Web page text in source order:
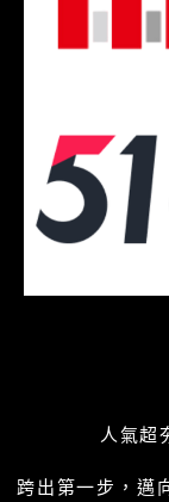
人氣超
跨出第一步，邁